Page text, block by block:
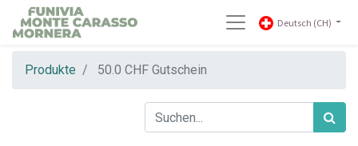
Deutsch (CH)
Produkte 50.0 CHF Gutschein